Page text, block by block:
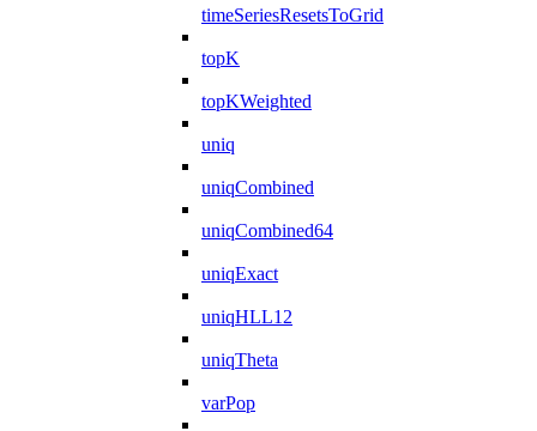
timeSeriesResetsToGrid
topK
topKWeighted
uniq
uniqCombined
uniqCombined64
uniqExact
uniqHLL12
uniqTheta
varPop